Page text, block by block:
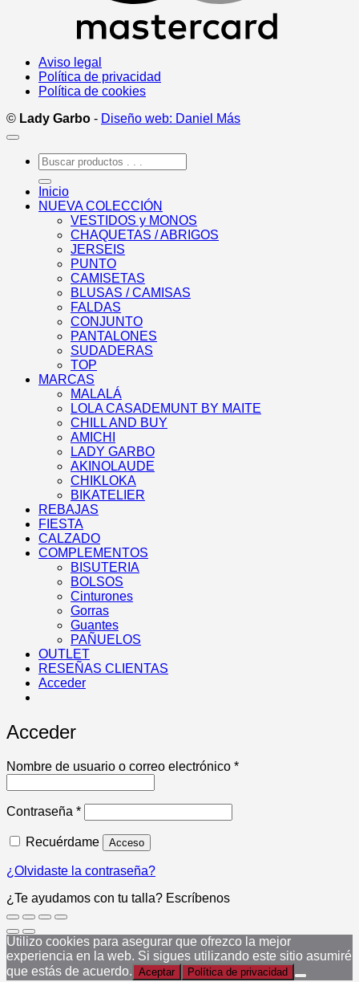
Aviso legal
Política de privacidad
Política de cookies
© Lady Garbo - Diseño web: Daniel Más
Buscar
por:
Inicio
NUEVA COLECCIÓN
VESTIDOS y MONOS
CHAQUETAS / ABRIGOS
JERSEIS
PUNTO
CAMISETAS
BLUSAS / CAMISAS
FALDAS
CONJUNTO
PANTALONES
SUDADERAS
TOP
MARCAS
MALALÁ
LOLA CASADEMUNT BY MAITE
CHILL AND BUY
AMICHI
LADY GARBO
AKINOLAUDE
CHIKLOKA
BIKATELIER
REBAJAS
FIESTA
CALZADO
COMPLEMENTOS
BISUTERIA
BOLSOS
Cinturones
Gorras
Guantes
PAÑUELOS
OUTLET
RESEÑAS CLIENTAS
Acceder
Acceder
Nombre de usuario o correo electrónico *Obligatorio
Contraseña *Obligatorio
Recuérdame Acceso
¿Olvidaste la contraseña?
¿Te ayudamos con tu talla? Escríbenos
Utilizo cookies para asegurar que ofrezco la mejor
experiencia en la web. Si sigues utilizando este sitio asumiré
que estás de acuerdo. Aceptar Política de privacidad